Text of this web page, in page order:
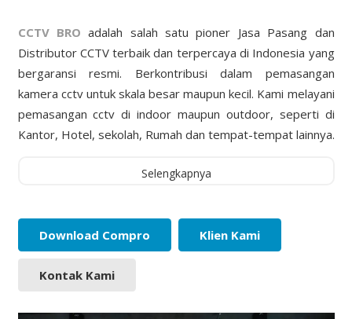
CCTV BRO adalah salah satu pioner Jasa Pasang dan
Distributor CCTV terbaik dan terpercaya di Indonesia yang
bergaransi resmi. Berkontribusi dalam pemasangan
kamera cctv untuk skala besar maupun kecil. Kami melayani
pemasangan cctv di indoor maupun outdoor, seperti di
Kantor, Hotel, sekolah, Rumah dan tempat-tempat lainnya.
Selengkapnya
Download Compro Klien Kami
Kontak Kami